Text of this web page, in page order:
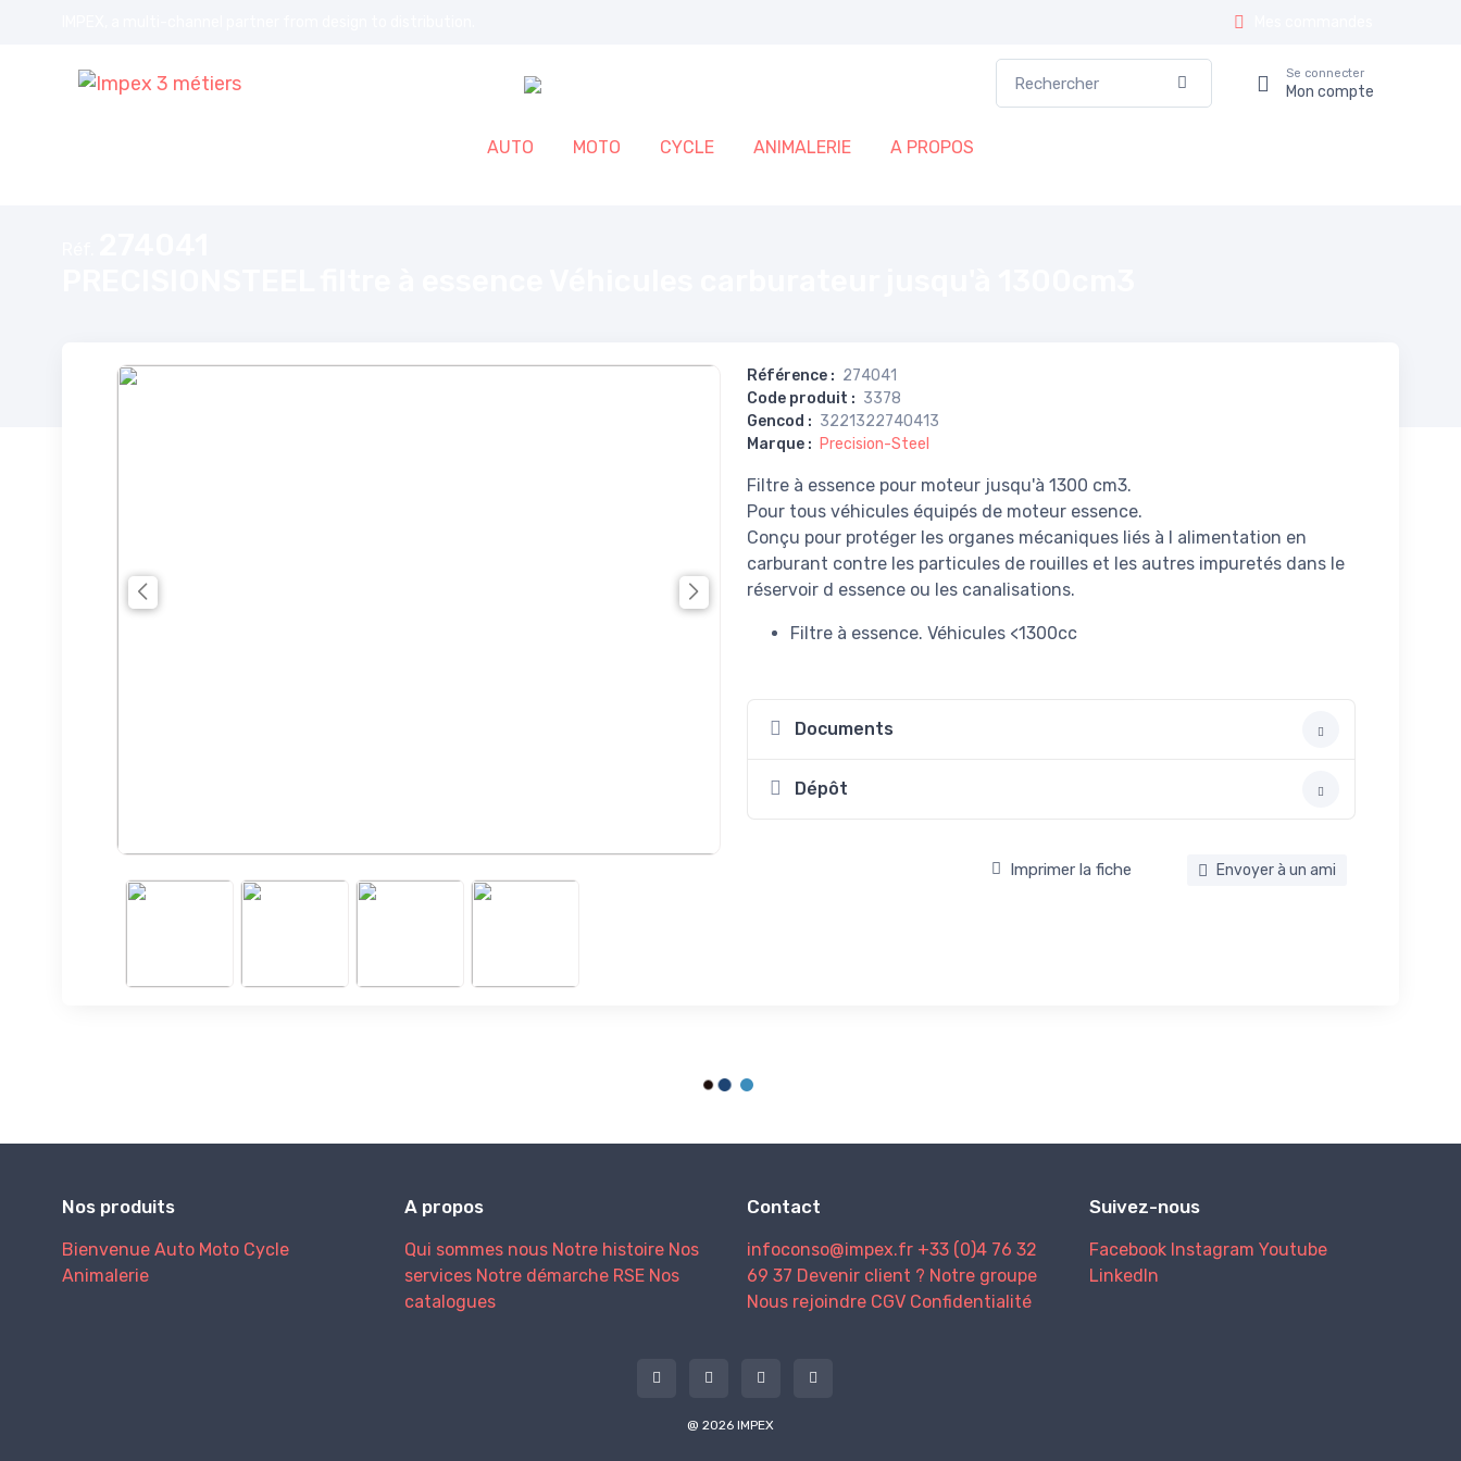
Se connecter
Mon compte
AUTO MOTO CYCLE ANIMALERIE A PROPOS
Référence : 274041
Code produit : 3378
Gencod : 3221322740413
Marque : Precision-Steel
Filtre à essence pour moteur jusqu'à 1300 cm3.
Pour tous véhicules équipés de moteur essence.
Conçu pour protéger les organes mécaniques liés à l alimentation en
carburant contre les particules de rouilles et les autres impuretés dans le
réservoir d essence ou les canalisations.
Filtre à essence. Véhicules <1300cc
Documents
Dépôt
Imprimer la fiche Envoyer à un ami
Nos produits
Bienvenue Auto Moto Cycle
Animalerie
A propos
Qui sommes nous Notre histoire Nos
services Notre démarche RSE Nos
catalogues
Contact
infoconso@impex.fr +33 (0)4 76 32
69 37 Devenir client ? Notre groupe
Nous rejoindre CGV Confidentialité
Suivez-nous
Facebook Instagram Youtube
LinkedIn
@ 2026 IMPEX